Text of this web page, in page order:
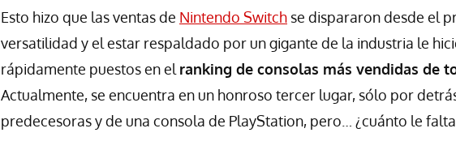
Esto hizo que las ventas de Nintendo Switch se dispararon desde el
versatilidad y el estar respaldado por un gigante de la industria le
rápidamente puestos en el ranking de consolas más vendidas de
Actualmente, se encuentra en un honroso tercer lugar, sólo por
predecesoras y de una consola de PlayStation, pero… ¿cuánto le